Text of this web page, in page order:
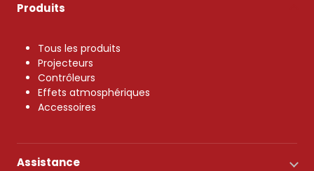
Produits
Tous les produits
Projecteurs
Contrôleurs
Effets atmosphériques
Accessoires
Assistance